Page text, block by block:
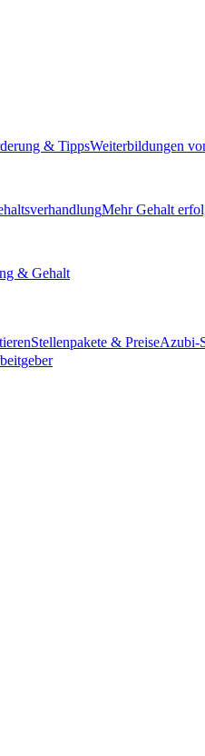
& TippsWeiterbildungen
Mehr Gehalt
& Gehalt
Stellenpakete & PreiseAzubi-